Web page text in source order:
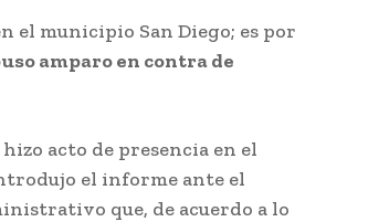
el municipio San Diego; es por
amparo en contra de
acto de presencia en el
el informe ante el
que, de acuerdo a lo